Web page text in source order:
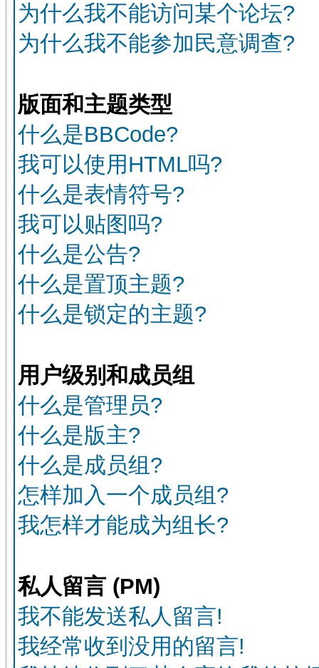
为什么我不能访问某个论坛?
为什么我不能参加民意调查?
版面和主题类型
什么是BBCode?
我可以使用HTML吗?
什么是表情符号?
我可以贴图吗?
什么是公告?
什么是置顶主题?
什么是锁定的主题?
用户级别和成员组
什么是管理员?
什么是版主?
什么是成员组?
怎样加入一个成员组?
我怎样才能成为组长?
私人留言 (PM)
我不能发送私人留言!
我经常收到没用的留言!